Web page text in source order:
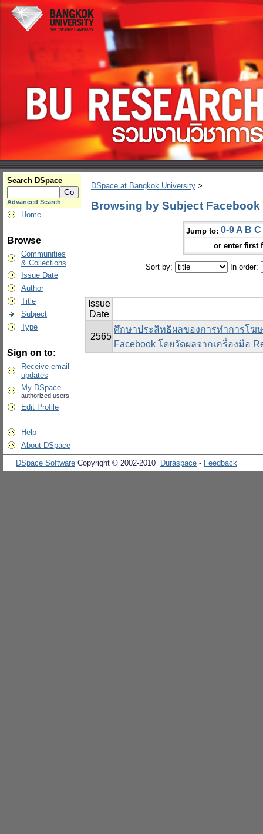
Search DSpace
Advanced Search
Home
Browse
Communities
& Collections
Issue Date
Author
Title
Subject
Type
Sign on to:
Receive email
updates
My DSpace
authorized users
Edit Profile
Help
About DSpace
DSpace at Bangkok University >
Browsing by Subject
Jump to: 0-9 A B C
or enter first
Sort by: In order:
Issue
Date
2565
ศึกษาประสิทธิผลของการทำการโ
Facebook โดยวัดผลจากเครื่องมือ
DSpace Software Copyright © 2002-2010 Duraspace - Feedback